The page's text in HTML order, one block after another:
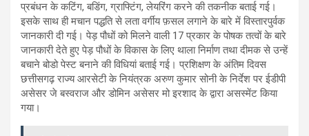
प्रबंधन के कटिंग, बडिंग, ग्राफ्टिंग, लेयरिंग करने की तकनीक बताई गई।
इसके साथ ही मचान पद्धति से लता वर्गीय फ़सल लगाने के बारे में विस्तारपुर्वक
जानकारी दी गई। पेड़ पौधों को मिलने वाली 17 प्रकार के पोषक तत्वों के बारे
जानकारी देते हुए पेड़ पौधों के विकास के लिए थाला निर्माण तथा दीमक से उन्हें
बचाने बोडो पेस्ट बनाने की विधियां बताई गई। प्रशिक्षण के अंतिम दिवस
छत्तीसगढ़ राज्य आरसेटी के नियंत्रक अरुण कुमार सोनी के निर्देश पर ईडीपी
असेसर जे बस्वराज और डोमिन असेसर मो इरशाद के द्वारा असस्मेंट किया
गया।